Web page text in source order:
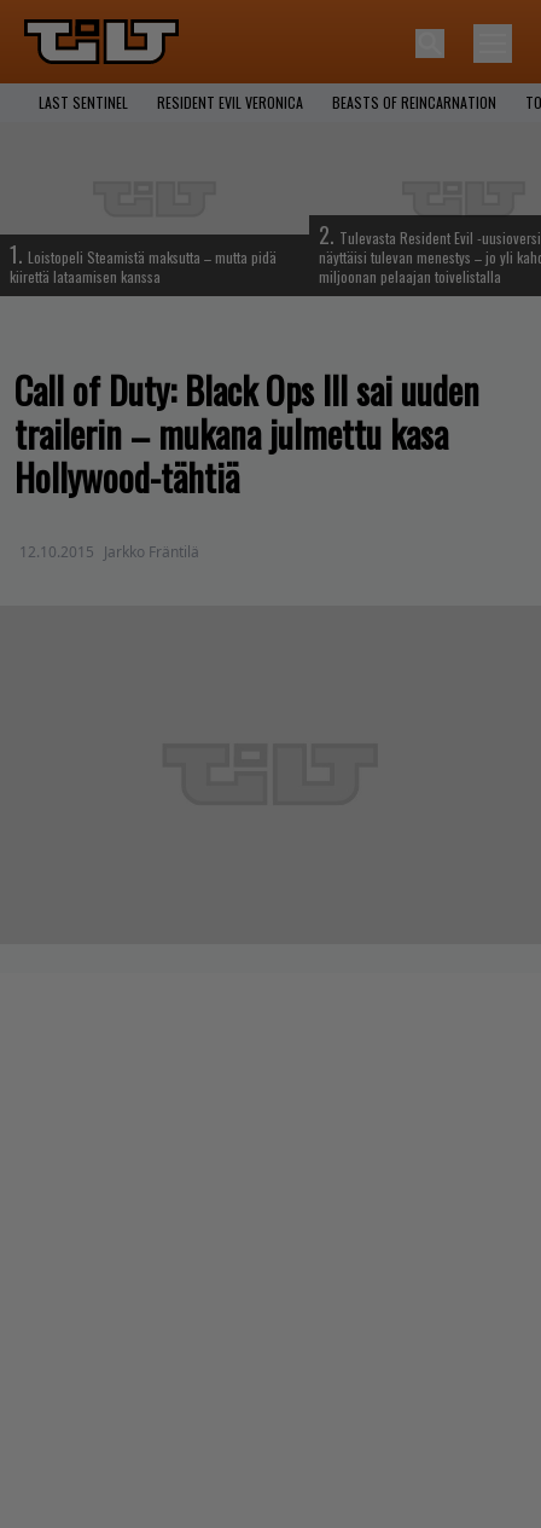
LAST SENTINEL RESIDENT EVIL VERONICA BEASTS OF REINCARNATION
1. Loistopeli Steamistä maksutta – mutta pidä
kiirettä lataamisen kanssa
2. Tulevasta Resident Evil -
näyttäisi tulevan menestys – jo yli
miljoonan pelaajan toivelistalla
Call of Duty: Black Ops III sai uuden
trailerin – mukana julmettu kasa
Hollywood-tähtiä
12.10.2015 Jarkko Fräntilä